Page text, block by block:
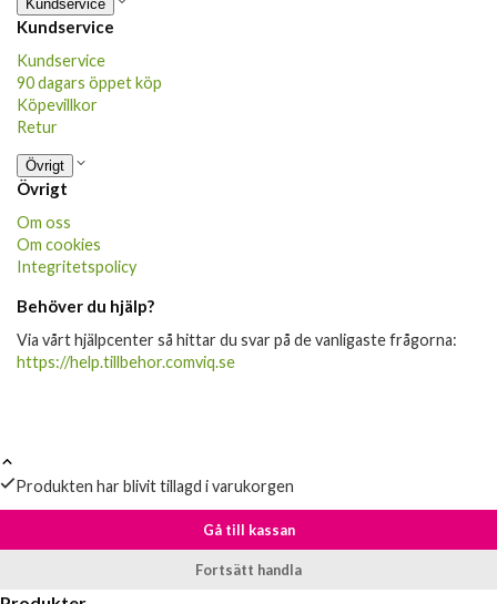
Kundservice
Kundservice
Kundservice
90 dagars öppet köp
Köpevillkor
Retur
Övrigt
Övrigt
Om oss
Om cookies
Integritetspolicy
Behöver du hjälp?
Via vårt hjälpcenter så hittar du svar på de vanligaste frågorna:
https://help.tillbehor.comviq.se